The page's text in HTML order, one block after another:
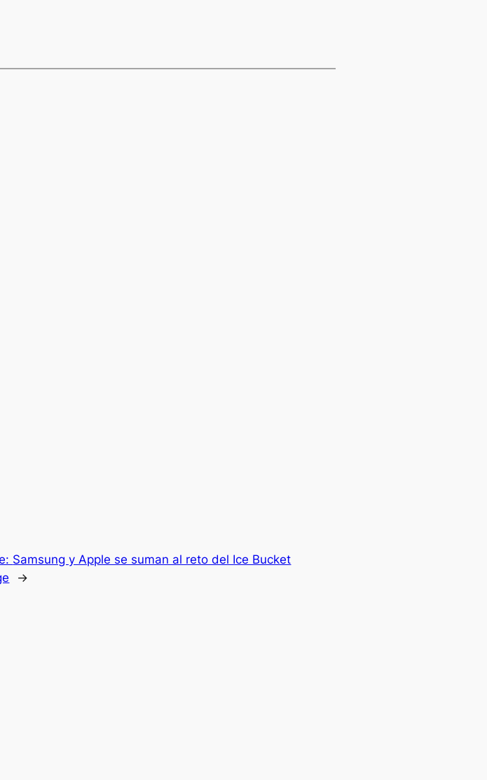
Samsung y Apple se suman al reto del Ice Bucket
→